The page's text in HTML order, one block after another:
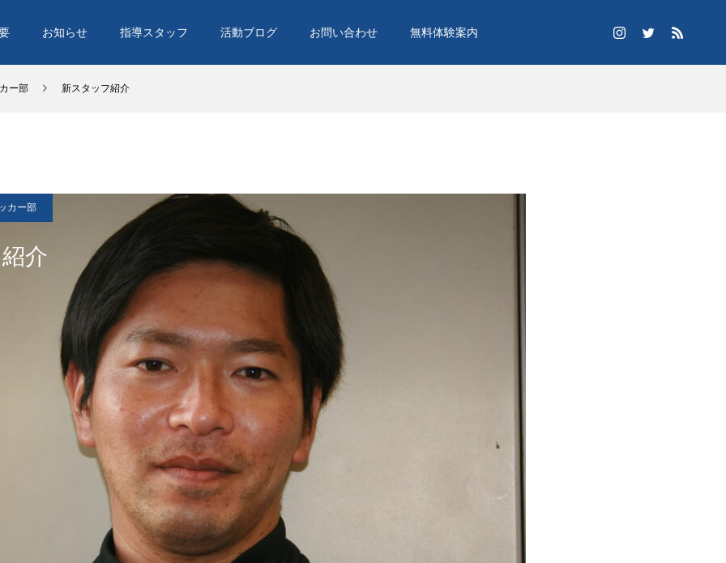
お知らせ 指導スタッフ 活動ブログ お問い合わせ 無料体験案内
ー部 新スタッフ紹介
カー部
介